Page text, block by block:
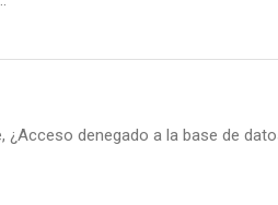
denegado a la base de